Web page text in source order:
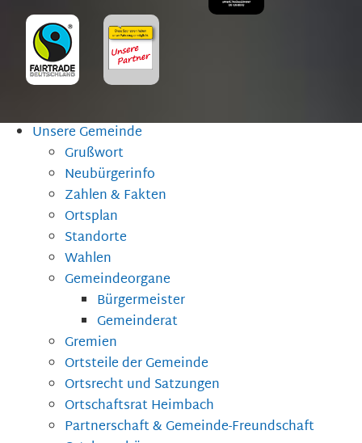
Unsere Gemeinde
Grußwort
Neubürgerinfo
Zahlen & Fakten
Ortsplan
Standorte
Wahlen
Gemeindeorgane
Bürgermeister
Gemeinderat
Gremien
Ortsteile der Gemeinde
Ortsrecht und Satzungen
Ortschaftsrat Heimbach
Partnerschaft & Gemeinde-Freundschaft